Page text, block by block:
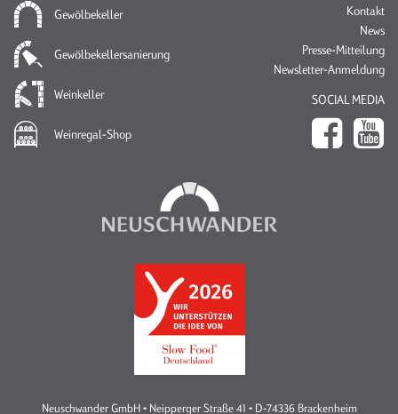
DATENSCHUTZERKLÄRUNG
Gewölbekeller
Gewölbekellersanierung
Weinkeller
Weinregal-Shop
Kontakt
News
Presse-Mitteilung
Newsletter-Anmeldung
SOCIAL MEDIA
Neuschwander GmbH • Neipperger Straße 41 • D-74336 Brackenheim